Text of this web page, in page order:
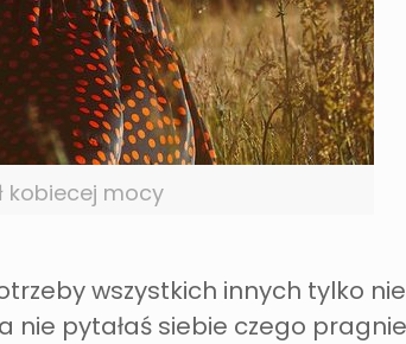
kobiecej mocy
wszystkich innych tylko
pytałaś siebie czego